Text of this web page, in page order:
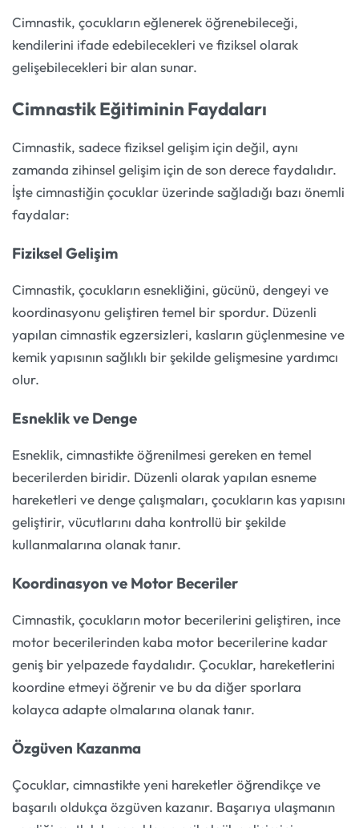
Cimnastik, çocukların eğlenerek öğrenebileceği,
kendilerini ifade edebilecekleri ve fiziksel olarak
gelişebilecekleri bir alan sunar.
Cimnastik Eğitiminin Faydaları
Cimnastik, sadece fiziksel gelişim için değil, aynı
zamanda zihinsel gelişim için de son derece faydalıdır.
İşte cimnastiğin çocuklar üzerinde sağladığı bazı önemli
faydalar:
Fiziksel Gelişim
Cimnastik, çocukların esnekliğini, gücünü, dengeyi ve
koordinasyonu geliştiren temel bir spordur. Düzenli
yapılan cimnastik egzersizleri, kasların güçlenmesine ve
kemik yapısının sağlıklı bir şekilde gelişmesine yardımcı
olur.
Esneklik ve Denge
Esneklik, cimnastikte öğrenilmesi gereken en temel
becerilerden biridir. Düzenli olarak yapılan esneme
hareketleri ve denge çalışmaları, çocukların kas yapısını
geliştirir, vücutlarını daha kontrollü bir şekilde
kullanmalarına olanak tanır.
Koordinasyon ve Motor Beceriler
Cimnastik, çocukların motor becerilerini geliştiren, ince
motor becerilerinden kaba motor becerilerine kadar
geniş bir yelpazede faydalıdır. Çocuklar, hareketlerini
koordine etmeyi öğrenir ve bu da diğer sporlara
kolayca adapte olmalarına olanak tanır.
Özgüven Kazanma
Çocuklar, cimnastikte yeni hareketler öğrendikçe ve
başarılı oldukça özgüven kazanır. Başarıya ulaşmanın